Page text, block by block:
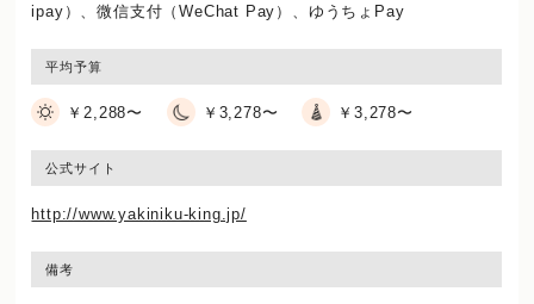
ipay）、微信支付（WeChat Pay）、ゆうちょPay
平均予算
￥2,288〜 ￥3,278〜 ￥3,278〜
公式サイト
http://www.yakiniku-king.jp/
備考